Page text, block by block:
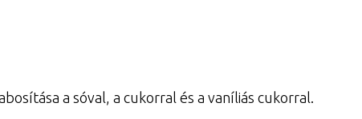
a sóval, a cukorral és a vaníliás cukorral.